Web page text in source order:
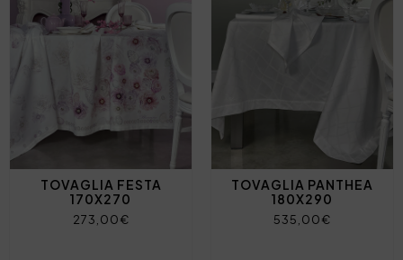
TOVAGLIA FESTA
170X270
273,00€
TOVAGLIA PANTHEA
180X290
535,00€